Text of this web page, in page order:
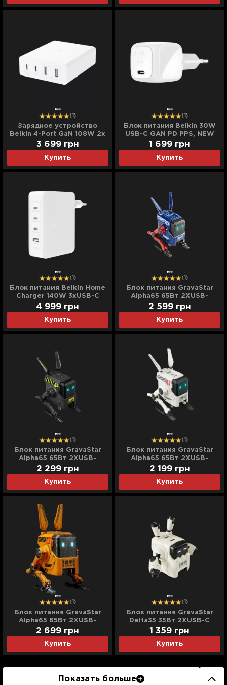
(1)
Зарядное устройство
Belkin 4-Port GaN 108W 2x
USB-C, 2x USB-A (White)
Купить
3 699 грн
(1)
Блок питания Belkin 30W
USB-С GAN PD PPS, NEW
(White)
Купить
1 699 грн
(1)
Блок питания Belkin Home
Charger 140W 3хUSB-C
GAN PD PPS, USB-A (White)
Купить
4 999 грн
(1)
Блок питания GravaStar
Alpha65 65Вт 2XUSB-
C/USB-A (Blue)
Купить
2 599 грн
(1)
Блок питания GravaStar
Alpha65 65Вт 2XUSB-
C/USB-A (Gray)
Купить
2 299 грн
(1)
Блок питания GravaStar
Alpha65 65Вт 2XUSB-
C/USB-A (White)
Купить
2 199 грн
(1)
Блок питания GravaStar
Alpha65 65Вт 2XUSB-
C/USB-A (Yellow)
Купить
2 699 грн
(1)
Блок питания GravaStar
Delta35 35Вт 2XUSB-C
(White)
Купить
1 359 грн
Показать больше